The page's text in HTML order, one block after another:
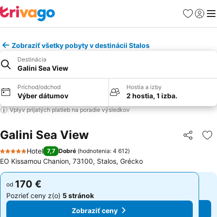
Obľúbené
Zobraziť všetky pobyty v destinácii Stalos
Destinácia
Galini Sea View
Príchod/odchod
Výber dátumov
Hostia a izby
2 hostia, 1 izba.
Vplyv prijatých platieb na poradie výsledkov
Galini Sea View Zdieľať
5 Počet hviezdičiek
Hotel 7,7 Dobré (hodnotenia: 4 612)
EO Kissamou Chanion, 73100, Stalos, Grécko
od 170 €
Pozrieť ceny z(o) 5 stránok
Zobraziť ceny
od 170 €
Pozrieť ceny z(o) 5 stránok
Zobraziť ceny